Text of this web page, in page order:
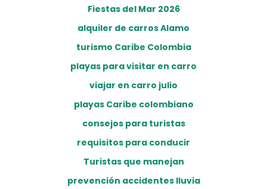
Fiestas del Mar 2026
alquiler de carros Alamo
turismo Caribe Colombia
playas para visitar en carro
viajar en carro julio
playas Caribe colombiano
consejos para turistas
requisitos para conducir
Turistas que manejan
prevención accidentes lluvia